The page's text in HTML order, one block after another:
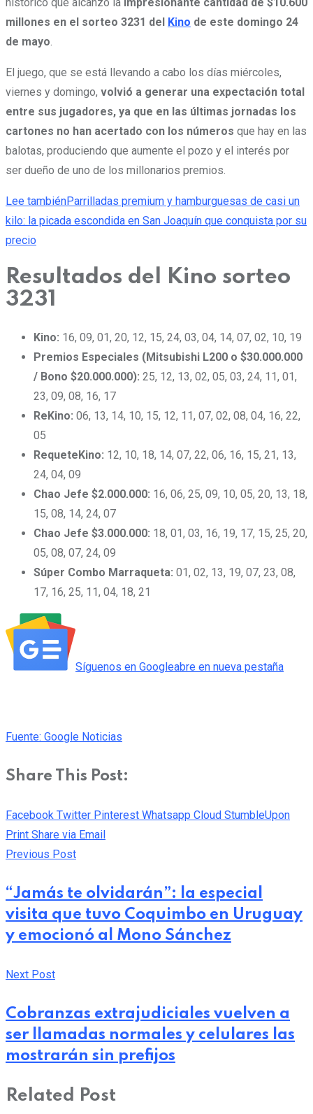
millones en el sorteo 3231 del Kino de este domingo 24
de mayo
El juego, que se está llevando a cabo los días miércoles,
viernes y domingo, volvió a generar una expectación total
entre sus jugadores, ya que en las últimas jornadas los
cartones no han acertado con los números que hay en las
balotas, produciendo que aumente el pozo y el interés por
ser dueño de uno de los millonarios premios.
Lee tambiénParrilladas premium y hamburguesas de casi un
kilo: la picada escondida en San Joaquín que conquista por su
precio
Resultados del Kino sorteo
3231
Kino: 16, 09, 01, 20, 12, 15, 24, 03, 04, 14, 07, 02, 10, 19
Premios Especiales (Mitsubishi L200 o $30.000.000
/ Bono $20.000.000): 25, 12, 13, 02, 05, 03, 24, 11, 01,
23, 09, 08, 16, 17
ReKino: 06, 13, 14, 10, 15, 12, 11, 07, 02, 08, 04, 16, 22,
05
RequeteKino: 12, 10, 18, 14, 07, 22, 06, 16, 15, 21, 13,
24, 04, 09
Chao Jefe $2.000.000: 16, 06, 25, 09, 10, 05, 20, 13, 18,
15, 08, 14, 24, 07
Chao Jefe $3.000.000: 18, 01, 03, 16, 19, 17, 15, 25, 20,
05, 08, 07, 24, 09
Súper Combo Marraqueta: 01, 02, 13, 19, 07, 23, 08,
17, 16, 25, 11, 04, 18, 21
Síguenos en Googleabre en nueva pestaña
Fuente: Google Noticias
Share This Post:
Facebook Twitter Pinterest Whatsapp Cloud StumbleUpon
Print Share via Email
Previous Post
“Jamás te olvidarán”: la especial
visita que tuvo Coquimbo en Uruguay
y emocionó al Mono Sánchez
Next Post
Cobranzas extrajudiciales vuelven a
ser llamadas normales y celulares las
mostrarán sin prefijos
Related Post